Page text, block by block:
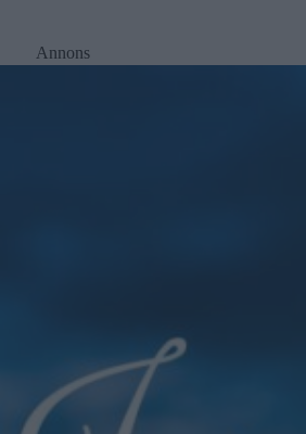
Annons